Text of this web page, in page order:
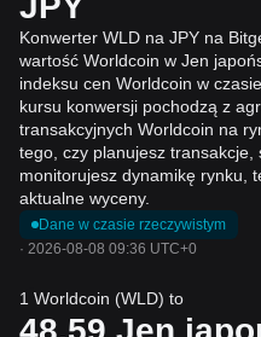
Konwerter WLD na JPY na
wartość Worldcoin w Jen
indeksu cen Worldcoin w
kursu konwersji pochodzą z
transakcyjnych Worldcoin na
tego, czy planujesz
monitorujesz dynamikę rynku,
aktualne wyceny.
Dane w czasie rzeczywistym
· 2026-08-08 09:36 UTC+0
1 Worldcoin (WLD) to